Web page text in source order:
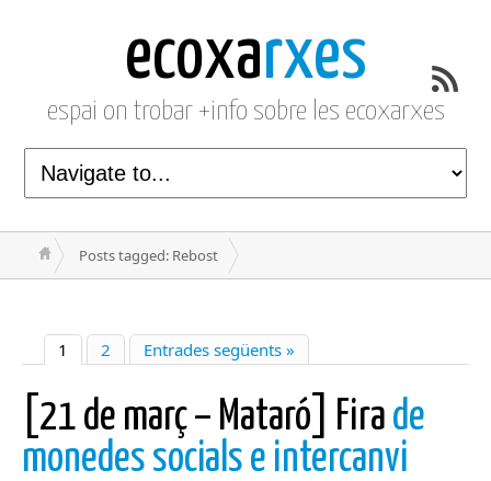
ecoxarxes
espai on trobar +info sobre les ecoxarxes
Posts tagged: Rebost
1 2 Entrades següents »
[21 de març – Mataró] Fira de
monedes socials e intercanvi